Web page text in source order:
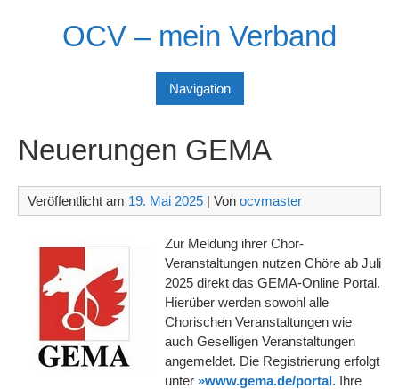
OCV – mein Verband
Navigation
Neuerungen GEMA
Veröffentlicht am 19. Mai 2025 | Von ocvmaster
Zur Meldung ihrer Chor-
Veranstaltungen nutzen Chöre ab Juli
2025 direkt das GEMA-Online Portal.
Hierüber werden sowohl alle
Chorischen Veranstaltungen wie
auch Geselligen Veranstaltungen
angemeldet. Die Registrierung erfolgt
unter »www.gema.de/portal. Ihre